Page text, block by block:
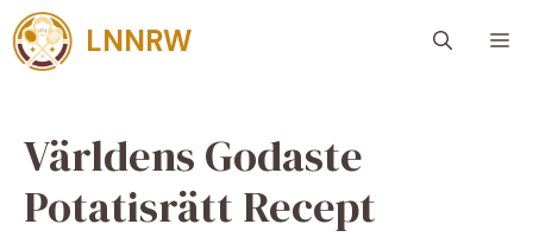
Skip
to
content
LNNRW
Världens Godaste
Potatisrätt Recept